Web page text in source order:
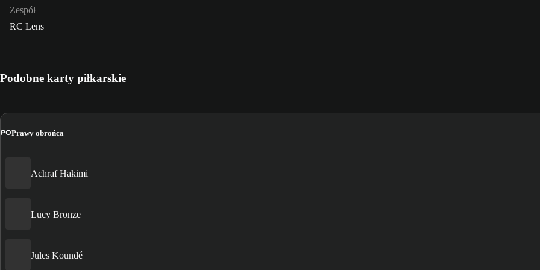
Zespół
RC Lens
Podobne karty piłkarskie
POPrawy obrońca
Achraf Hakimi
Lucy Bronze
Jules Koundé